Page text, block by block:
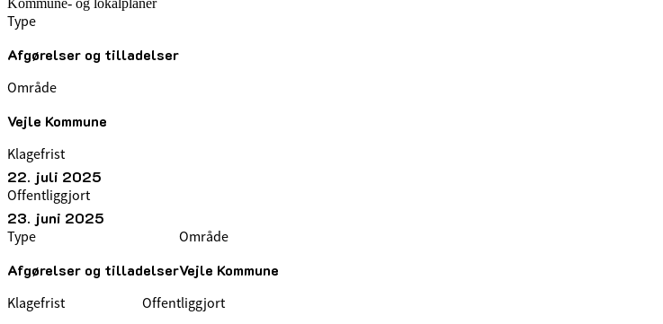
Kommune- og lokalplaner
Type
Afgørelser og tilladelser
Område
Vejle Kommune
Klagefrist
22. juli 2025
Offentliggjort
23. juni 2025
Type
Afgørelser og tilladelser
Område
Vejle Kommune
Klagefrist Offentliggjort